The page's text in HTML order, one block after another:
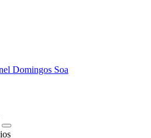
Domingos Soa